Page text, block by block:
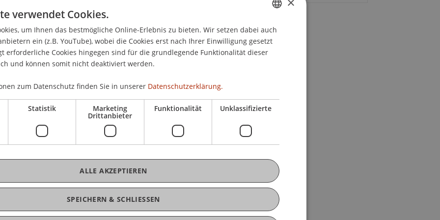
Universität Liechtenstein in Kooperation mit
Ideenkanal ein Pro Action Café. Ziel ist der
von vielfältig, nachhaltigen
für die langfristige, finanzielle Sicherung von
für die Mitarbeit begeistert werden?
anderen Akteuren im Land geplant?
zur gemeinsamen Nutzung von Ressourcen?
Initiativen, non-profit Organisationen sowie
Teilnehmende des Pro Action Café diese
kostenlos, setzt aber eine Anmeldung über
GERMAN
ENGLISH
verwendet Cookies.
um Ihnen das bestmögliche Online-Erlebnis zu bieten. Wir setzen dabei auch
ein (z.B. YouTube), wobei die Cookies erst nach Ihrer Einwilligung gesetzt
erforderliche Cookies hingegen sind für die grundlegende Funktionalität dieser
und können somit nicht deaktiviert werden.
zum Datenschutz finden Sie in unserer Datenschutzerklärung.
Statistik Marketing
Drittanbieter
Funktionalität Unklassifizierte
SPEICHERN & SCHLIESSEN
ALLE AKZEPTIEREN